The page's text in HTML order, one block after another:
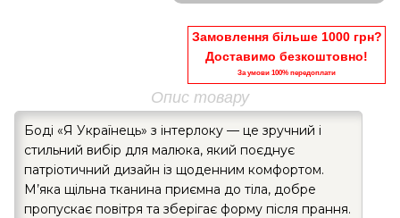
Замовлення більше 1000 грн?
Доставимо безкоштовно!
За умови 100% передоплати
Опис товару
Боді «Я Українець» з інтерлоку — це зручний і
стильний вибір для малюка, який поєднує
патріотичний дизайн із щоденним комфортом.
М’яка щільна тканина приємна до тіла, добре
пропускає повітря та зберігає форму після прання.